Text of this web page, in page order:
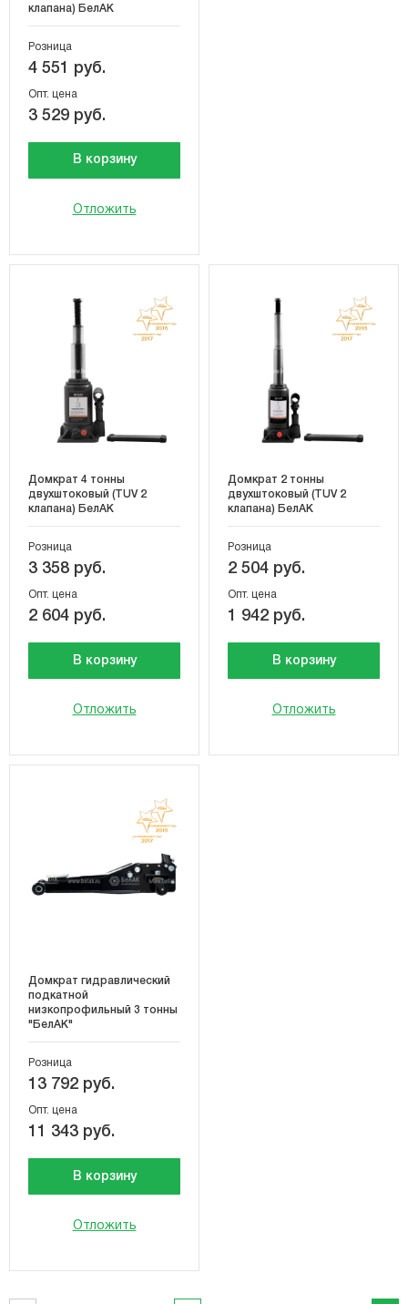
клапана) БелАК
Розница
4 551 руб.
Опт. цена
3 529 руб.
В корзину
Отложить
Домкрат 4 тонны
двухштоковый (TUV 2
клапана) БелАК
Розница
3 358 руб.
Опт. цена
2 604 руб.
В корзину
Отложить
Домкрат 2 тонны
двухштоковый (TUV 2
клапана) БелАК
Розница
2 504 руб.
Опт. цена
1 942 руб.
В корзину
Отложить
Домкрат гидравлический
подкатной
низкопрофильный 3 тонны
"БелАК"
Розница
13 792 руб.
Опт. цена
11 343 руб.
В корзину
Отложить